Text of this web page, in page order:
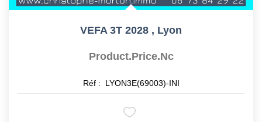
VEFA 3T 2028 , Lyon
Product.price.nc
Réf : LYON3E(69003)-INI